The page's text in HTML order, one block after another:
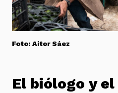
Foto: Aitor Sáez
El biólogo y